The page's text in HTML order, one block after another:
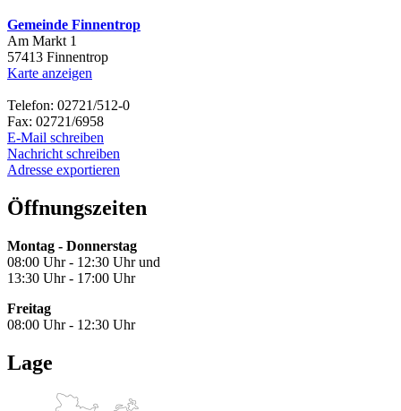
Gemeinde Finnentrop
Am Markt 1
57413 Finnentrop
Karte anzeigen
Telefon: 02721/512-0
Fax: 02721/6958
E-Mail schreiben
Nachricht schreiben
Adresse exportieren
Öffnungszeiten
Montag - Donnerstag
08:00 Uhr - 12:30 Uhr und
13:30 Uhr - 17:00 Uhr
Freitag
08:00 Uhr - 12:30 Uhr
Lage